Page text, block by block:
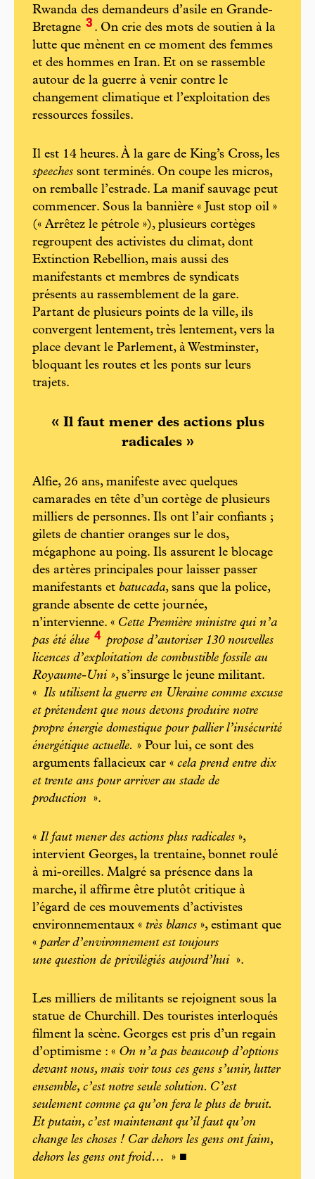
Rwanda des demandeurs d’asile en Grande-
Bretagne 3 . On crie des mots de soutien à la
lutte que mènent en ce moment des femmes
et des hommes en Iran. Et on se rassemble
autour de la guerre à venir contre le
changement climatique et l’exploitation des
ressources fossiles.
Il est 14 heures. À la gare de King’s Cross, les
speeches sont terminés. On coupe les micros,
on remballe l’estrade. La manif sauvage peut
commencer. Sous la bannière « Just stop oil »
(« Arrêtez le pétrole »), plusieurs cortèges
regroupent des activistes du climat, dont
Extinction Rebellion, mais aussi des
manifestants et membres de syndicats
présents au rassemblement de la gare.
Partant de plusieurs points de la ville, ils
convergent lentement, très lentement, vers la
place devant le Parlement, à Westminster,
bloquant les routes et les ponts sur leurs
trajets.
« Il faut mener des actions plus
radicales »
Alfie, 26 ans, manifeste avec quelques
camarades en tête d’un cortège de plusieurs
milliers de personnes. Ils ont l’air confiants ;
gilets de chantier oranges sur le dos,
mégaphone au poing. Ils assurent le blocage
des artères principales pour laisser passer
manifestants et batucada, sans que la police,
grande absente de cette journée,
n’intervienne. « Cette Première ministre qui n’a
pas été élue 4 propose d’autoriser 130 nouvelles
licences d’exploitation de combustible fossile au
Royaume-Uni », s’insurge le jeune militant.
« Ils utilisent la guerre en Ukraine comme excuse
et prétendent que nous devons produire notre
propre énergie domestique pour pallier l’insécurité
énergétique actuelle. » Pour lui, ce sont des
arguments fallacieux car « cela prend entre dix
et trente ans pour arriver au stade de
production
».
« Il faut mener des actions plus radicales »,
intervient Georges, la trentaine, bonnet roulé
à mi-oreilles. Malgré sa présence dans la
marche, il affirme être plutôt critique à
l’égard de ces mouvements d’activistes
environnementaux « très blancs », estimant que
« parler d’environnement est toujours
une question de privilégiés aujourd’hui ».
Les milliers de militants se rejoignent sous la
statue de Churchill. Des touristes interloqués
filment la scène. Georges est pris d’un regain
d’optimisme : « On n’a pas beaucoup d’options
devant nous, mais voir tous ces gens s’unir, lutter
ensemble, c’est notre seule solution. C’est
seulement comme ça qu’on fera le plus de bruit.
Et putain, c’est maintenant qu’il faut qu’on
change les choses ! Car dehors les gens ont faim,
dehors les gens ont froid…
» ■